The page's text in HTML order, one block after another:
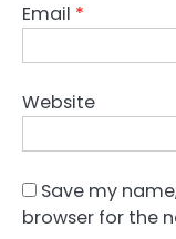
Email *
Website
Save my
browser for the